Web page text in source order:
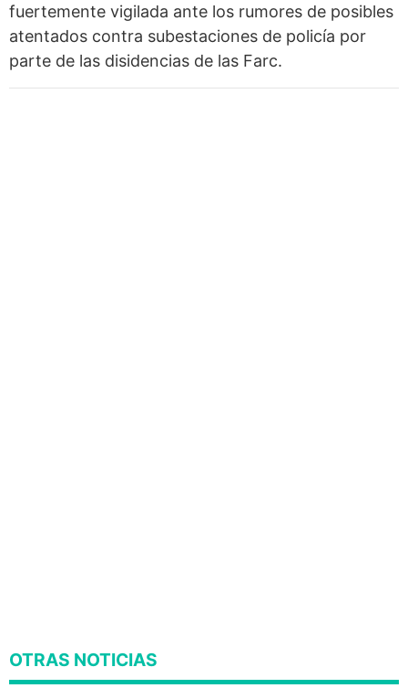
fuertemente vigilada ante los rumores de posibles
atentados contra subestaciones de policía por
parte de las disidencias de las Farc.
OTRAS NOTICIAS